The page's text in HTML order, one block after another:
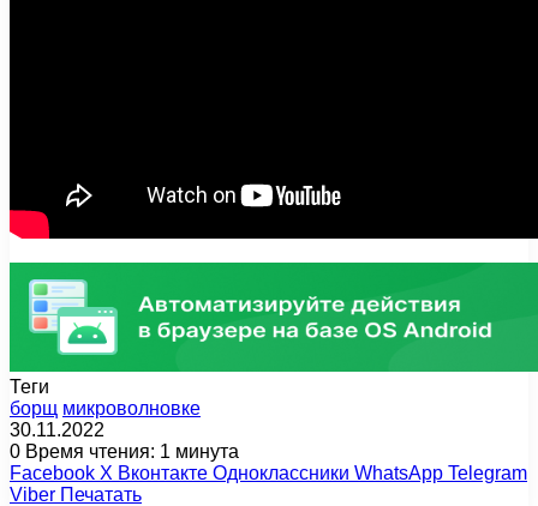
Теги
борщ микроволновке
30.11.2022
0 Время чтения: 1 минута
Facebook X Вконтакте Одноклассники WhatsApp Telegram
Viber Печатать